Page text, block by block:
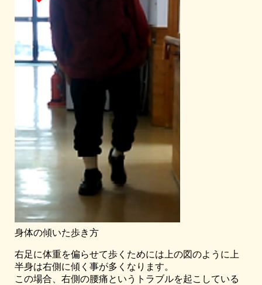
身体の傾いた歩き方
右足に体重を偏らせて歩くためには上の図のように上
半身は右側に傾く事が多くなります。
この場合、右側の腰痛というトラブルを起こしている